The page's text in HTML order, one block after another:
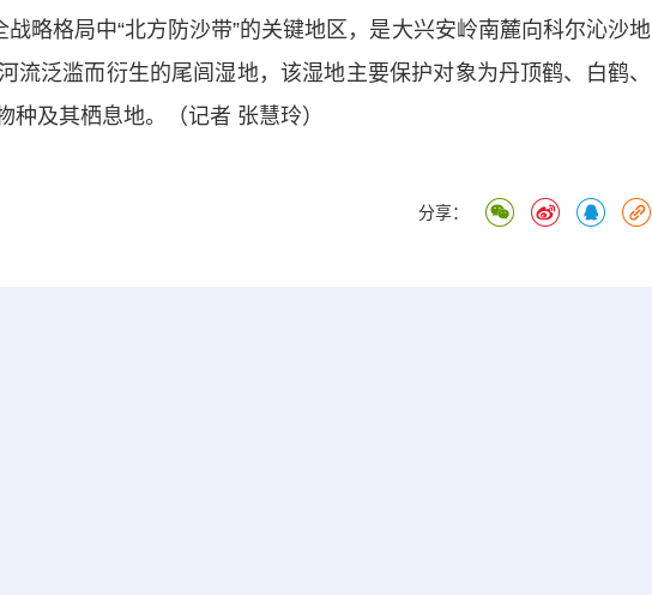
战略格局中“北方防沙带”的关键地区，是大兴安岭南麓向科尔沁沙地
流泛滥而衍生的尾闾湿地，该湿地主要保护对象为丹顶鹤、白鹤、
及其栖息地。（记者 张慧玲）
分享：